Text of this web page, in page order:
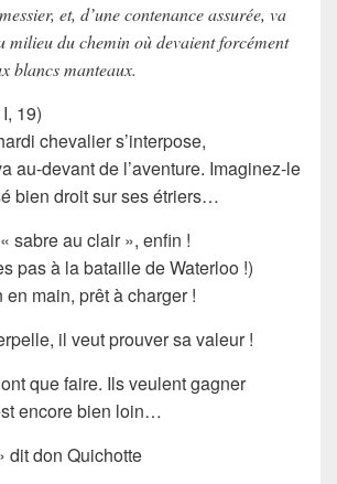
et, d’une contenance assurée, va
milieu du chemin où devaient forcément
blancs manteaux.
I, 19)
chevaliers’interpose,
au-devant de l’aventure. Imaginez-le
bien droit sur ses étriers…
sabre au clair », enfin !
pas à la bataille de Waterloo !)
main, prêt à charger !
il veut prouver sa valeur !
que faire. Ils veulent gagner
encore bien loin…
ditdon Quichotte